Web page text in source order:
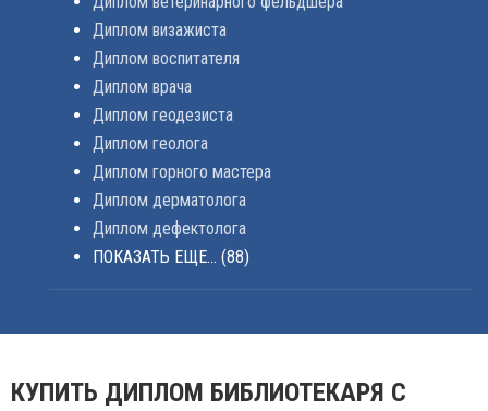
Диплом визажиста
Диплом воспитателя
Диплом врача
Диплом геодезиста
Диплом геолога
Диплом горного мастера
Диплом дерматолога
Диплом дефектолога
ПОКАЗАТЬ ЕЩЕ... (88)
КУПИТЬ ДИПЛОМ БИБЛИОТЕКАРЯ С